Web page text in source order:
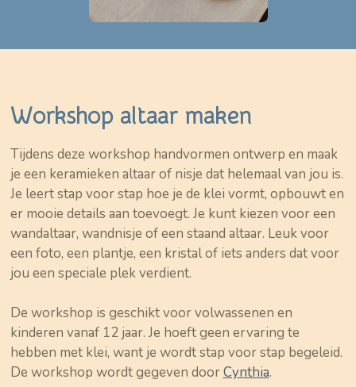
Workshop altaar maken
Tijdens deze workshop handvormen ontwerp en maak
je een keramieken altaar of nisje dat helemaal van jou is.
Je leert stap voor stap hoe je de klei vormt, opbouwt en
er mooie details aan toevoegt. Je kunt kiezen voor een
wandaltaar, wandnisje of een staand altaar. Leuk voor
een foto, een plantje, een kristal of iets anders dat voor
jou een speciale plek verdient.
De workshop is geschikt voor volwassenen en
kinderen vanaf 12 jaar. Je hoeft geen ervaring te
hebben met klei, want je wordt stap voor stap begeleid.
De workshop wordt gegeven doorCynthia.